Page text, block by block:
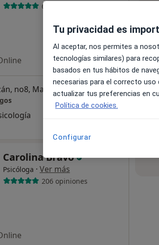
62 opiniones
no8, Marbella Mapa
Carolina Bravo
Psicóloga · Ver más
206 opiniones
Tu privacidad es
Al aceptar, nos permites a
tecnologías similares) para
basados en tus hábitos de
necesarias para el correcto
actualizar tus preferencias en
Política de cookies.
Configurar